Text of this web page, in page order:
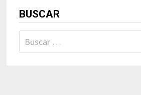
BUSCAR
Buscar: